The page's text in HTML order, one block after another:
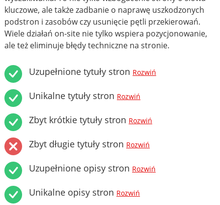
kluczowe, ale także zadbanie o naprawę uszkodzonych
podstron i zasobów czy usunięcie pętli przekierowań.
Wiele działań on-site nie tylko wspiera pozycjonowanie,
ale też eliminuje błędy techniczne na stronie.
Uzupełnione tytuły stron Rozwiń
Unikalne tytuły stron Rozwiń
Zbyt krótkie tytuły stron Rozwiń
Zbyt długie tytuły stron Rozwiń
Uzupełnione opisy stron Rozwiń
Unikalne opisy stron Rozwiń